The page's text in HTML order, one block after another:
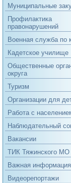
Муниципальные
Профилактика
правонарушений
Военная служба по
Кадетское училище
Общественные
округа
Туризм
Организации для
Работа с
Наблюдательный
Вакансии
ТИК Тяжинского МО
Важная информация
Видеорепортажи